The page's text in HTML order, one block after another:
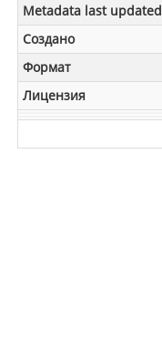
Metadata last updated
Создано
Формат
Лицензия